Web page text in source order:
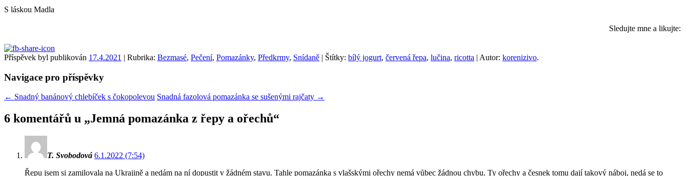
S láskou Madla
Sledujte mne a likujte:
Příspěvek byl publikován 17.4.2021 | Rubrika: Bezmasé, Pečení, Pomazánky, Předkrmy, Snídaně | Štítky: bílý jogurt, červená řepa, lučina, ricotta | Autor: korenizivo.
Navigace pro příspěvky
← Snadný banánový chlebíček s čokopolevou Snadná fazolová pomazánka se sušenými rajčaty →
6 komentářů u „Jemná pomazánka z řepy a ořechů“
T. Svobodová 6.1.2022 (7:54)
Řepu jsem si zamilovala na Ukrajině a nedám na ní dopustit v žádném stavu. Tahle pomazánka s vlašskými ořechy nemá vůbec žádnou chybu. Ty ořechy a česnek tomu dají takový náboj, nedá se to